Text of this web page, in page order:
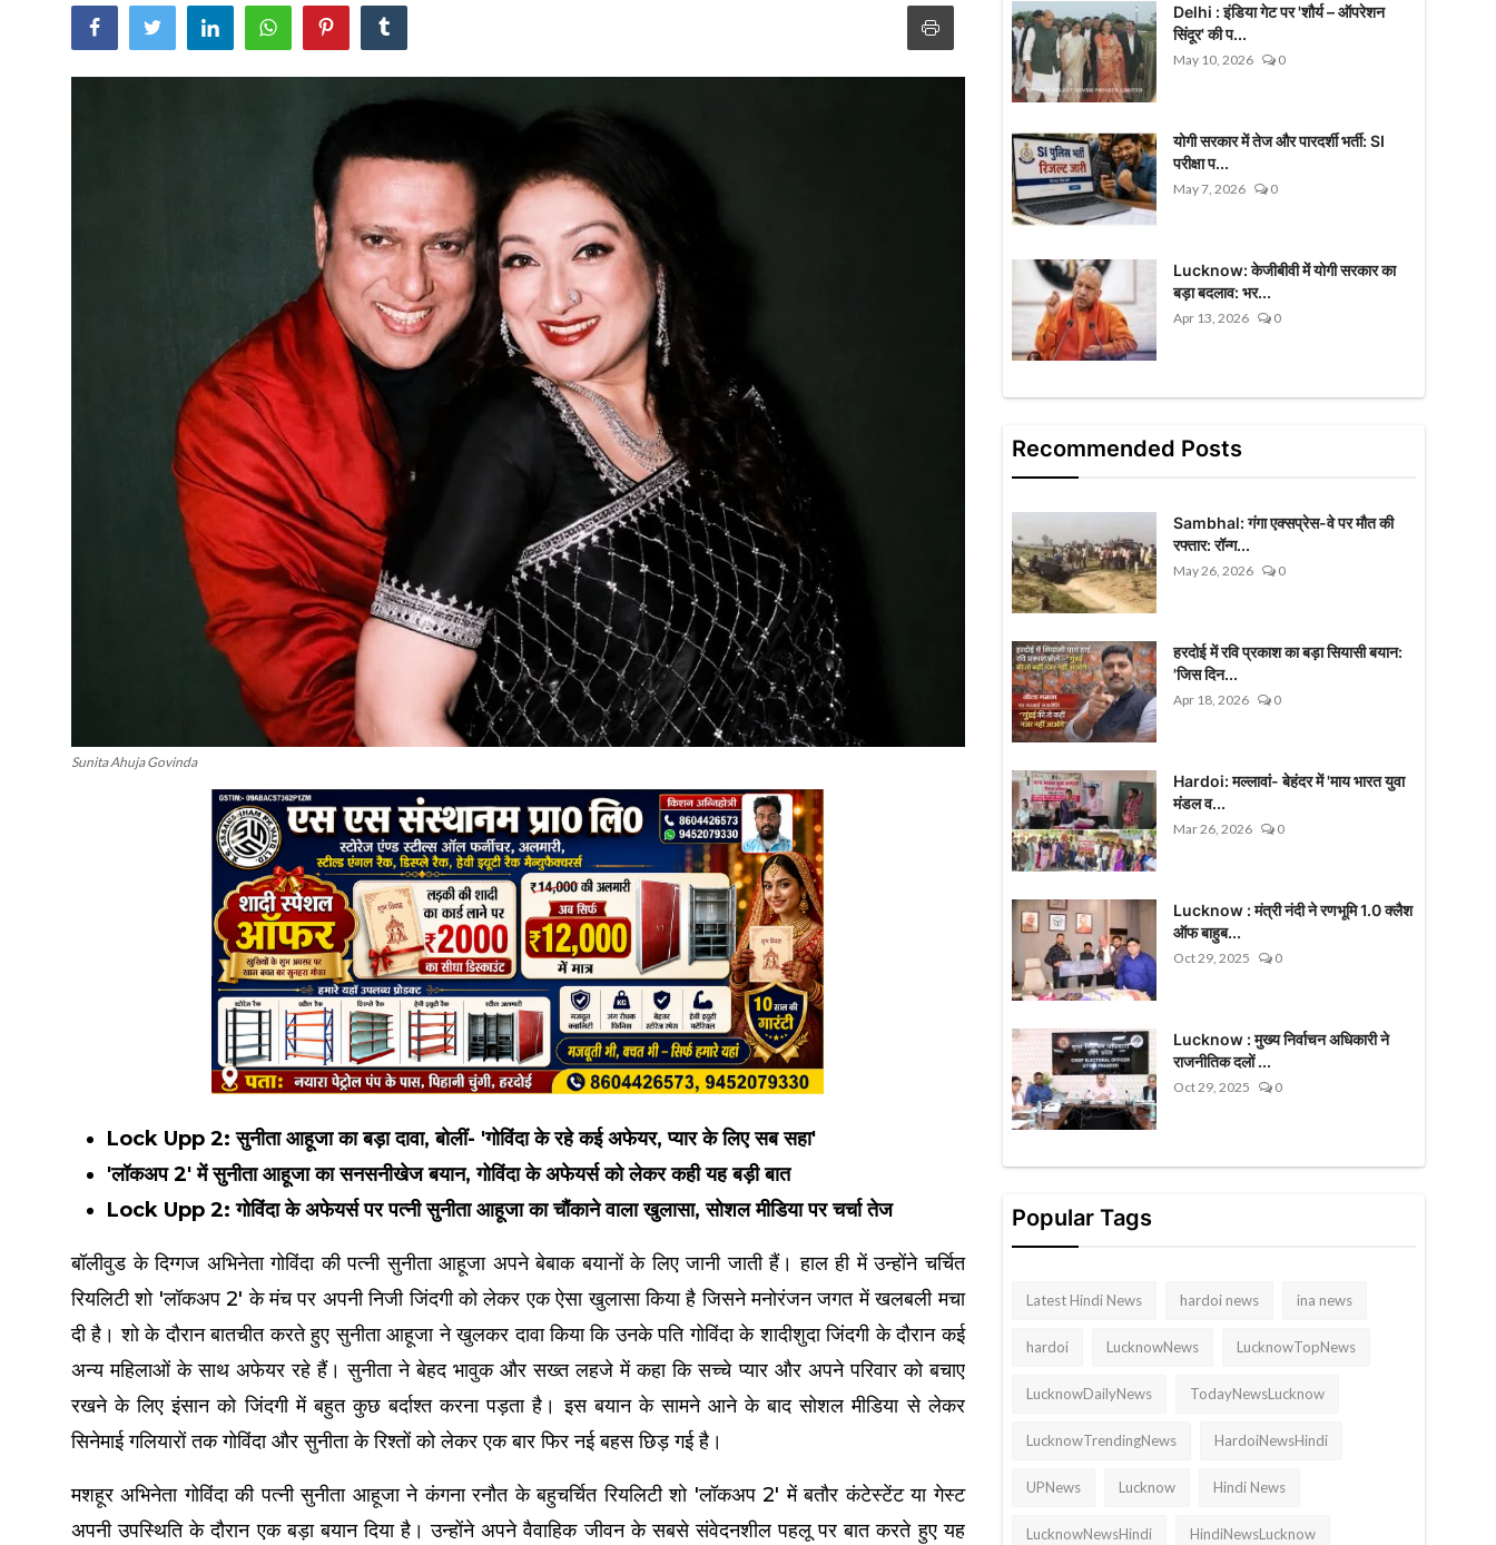
Sunita Ahuja Govinda
Lock Upp 2: सुनीता आहूजा का बड़ा दावा, बोलीं- 'गोविंदा के रहे कई अफेयर, प्यार के लिए सब सहा'
'लॉकअप 2' में सुनीता आहूजा का सनसनीखेज बयान, गोविंदा के अफेयर्स को लेकर कही यह बड़ी बात
Lock Upp 2: गोविंदा के अफेयर्स पर पत्नी सुनीता आहूजा का चौंकाने वाला खुलासा, सोशल मीडिया पर चर्चा तेज
बॉलीवुड के दिग्गज अभिनेता गोविंदा की पत्नी सुनीता आहूजा अपने बेबाक बयानों के लिए जानी जाती हैं। हाल ही में उन्होंने चर्चित
रियलिटी शो 'लॉकअप 2' के मंच पर अपनी निजी जिंदगी को लेकर एक ऐसा खुलासा किया है जिसने मनोरंजन जगत में खलबली मचा
दी है। शो के दौरान बातचीत करते हुए सुनीता आहूजा ने खुलकर दावा किया कि उनके पति गोविंदा के शादीशुदा जिंदगी के दौरान कई
अन्य महिलाओं के साथ अफेयर रहे हैं। सुनीता ने बेहद भावुक और सख्त लहजे में कहा कि सच्चे प्यार और अपने परिवार को बचाए
रखने के लिए इंसान को जिंदगी में बहुत कुछ बर्दाश्त करना पड़ता है। इस बयान के सामने आने के बाद सोशल मीडिया से लेकर
सिनेमाई गलियारों तक गोविंदा और सुनीता के रिश्तों को लेकर एक बार फिर नई बहस छिड़ गई है।
मशहूर अभिनेता गोविंदा की पत्नी सुनीता आहूजा ने कंगना रनौत के बहुचर्चित रियलिटी शो 'लॉकअप 2' में बतौर कंटेस्टेंट या गेस्ट
अपनी उपस्थिति के दौरान एक बड़ा बयान दिया है। उन्होंने अपने वैवाहिक जीवन के सबसे संवेदनशील पहलू पर बात करते हुए यह
Delhi : इंडिया गेट पर 'शौर्य – ऑपरेशन
सिंदूर' की प...
May 10, 2026 0
योगी सरकार में तेज और पारदर्शी भर्ती: SI
परीक्षा प...
May 7, 2026 0
Lucknow: केजीबीवी में योगी सरकार का
बड़ा बदलाव: भर...
Apr 13, 2026 0
Recommended Posts
Sambhal: गंगा एक्सप्रेस-वे पर मौत की
रफ्तार: रॉन्ग...
May 26, 2026 0
हरदोई में रवि प्रकाश का बड़ा सियासी बयान:
'जिस दिन...
Apr 18, 2026 0
Hardoi: मल्लावां- बेहंदर में 'माय भारत युवा
मंडल व...
Mar 26, 2026 0
Lucknow : मंत्री नंदी ने रणभूमि 1.0 क्लैश
ऑफ बाहुब...
Oct 29, 2025 0
Lucknow : मुख्य निर्वाचन अधिकारी ने
राजनीतिक दलों ...
Oct 29, 2025 0
Popular Tags
Latest Hindi News hardoi news ina news
hardoi LucknowNews LucknowTopNews
LucknowDailyNews TodayNewsLucknow
LucknowTrendingNews HardoiNewsHindi
UPNews Lucknow Hindi News
LucknowNewsHindi HindiNewsLucknow